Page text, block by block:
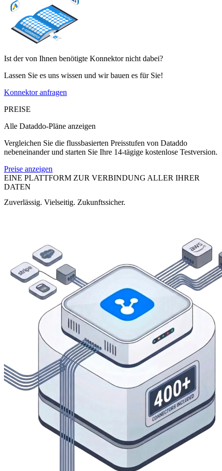
Ist der von Ihnen benötigte Konnektor nicht dabei?
Lassen Sie es uns wissen und wir bauen es für Sie!
Konnektor anfragen
PREISE
Alle Dataddo-Pläne anzeigen
Vergleichen Sie die flussbasierten Preisstufen von Dataddo
nebeneinander und starten Sie Ihre 14-tägige kostenlose Testversion.
Preise anzeigen
EINE PLATTFORM ZUR VERBINDUNG ALLER IHRER
DATEN
Zuverlässig. Vielseitig. Zukunftssicher.